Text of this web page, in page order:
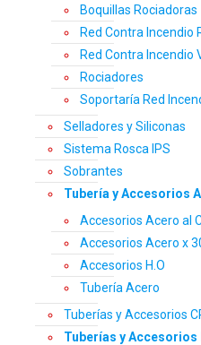
Boquillas Rociadoras
Red Contra Incendio
Red Contra Incendio
Rociadores
Soportaría Red
Selladores y Siliconas
Sistema Rosca IPS
Sobrantes
Tubería y Accesorios
Accesorios Acero al
Accesorios Acero x
Accesorios H.O
Tubería Acero
Tuberías y Accesorios
Tuberías y Accesorios